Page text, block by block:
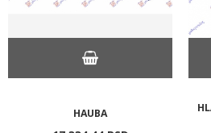
HAUBA